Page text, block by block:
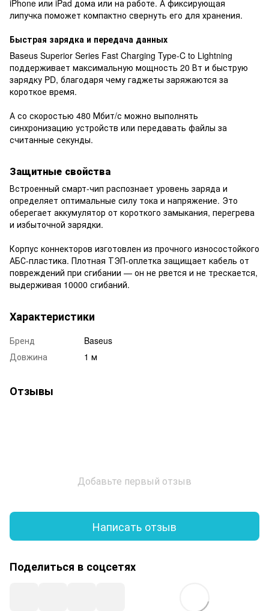
iPhone или iPad дома или на работе. А фиксирующая
липучка поможет компактно свернуть его для хранения.
Быстрая зарядка и передача данных
Baseus Superior Series Fast Charging Type-C to Lightning
поддерживает максимальную мощность 20 Вт и быструю
зарядку PD, благодаря чему гаджеты заряжаются за
короткое время.
А со скоростью 480 Мбит/с можно выполнять
синхронизацию устройств или передавать файлы за
считанные секунды.
Защитные свойства
Встроенный смарт-чип распознает уровень заряда и
определяет оптимальные силу тока и напряжение. Это
оберегает аккумулятор от короткого замыкания, перегрева
и избыточной зарядки.
Корпус коннекторов изготовлен из прочного износостойкого
АБС-пластика. Плотная ТЭП-оплетка защищает кабель от
повреждений при сгибании — он не рвется и не трескается,
выдерживая 10000 сгибаний.
Характеристики
Бренд
Baseus
Довжина
1 м
Отзывы
Добавьте первый отзыв
Написать отзыв
Поделиться в соцсетях